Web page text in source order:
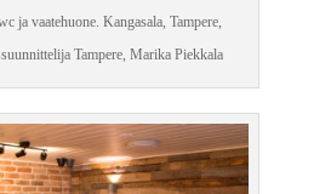
ja vaatehuone. Kangasala, Tampere,
Tampere, Marika Piekkala